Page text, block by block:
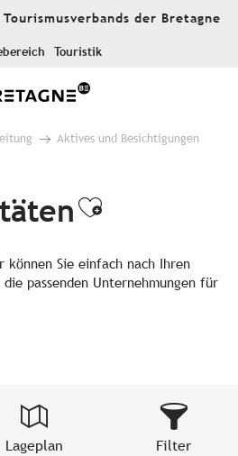
der Bretagne
Touristik
Aktives und Besichtigungen
Ajouter
können Sie einfach nach Ihren
passenden Unternehmungen für
Lageplan Filter